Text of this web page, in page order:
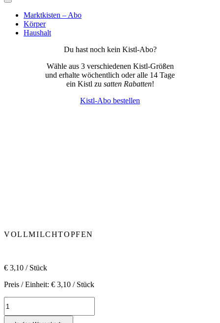
Toggle
NavigationMarktkisten – Abo
Körper
Haushalt
Du hast noch kein Kistl-Abo?
Wähle aus 3 verschiedenen Kistl-Größen
und erhalte wöchentlich oder alle 14 Tage
ein Kistl zu satten Rabatten!
Kistl-Abo bestellen
VOLLMILCHTOPFEN
€ 3,10 / Stück
Preis / Einheit: € 3,10 / Stück
Menge